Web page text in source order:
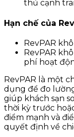
thủ cạnh
Hạn chế của
RevPAR
RevPAR
phí hoạt
RevPAR là một
dụng để đo
giúp khách sạn
thời kỳ trước
điểm mạnh và
quyết định về